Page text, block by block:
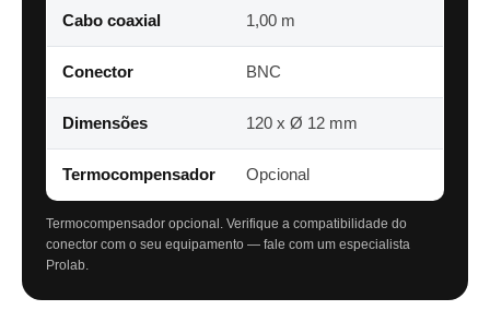
Cabo coaxial 1,00 m
Conector BNC
Dimensões 120 x Ø 12 mm
Termocompensador Opcional
Termocompensador opcional. Verifique a compatibilidade do
conector com o seu equipamento — fale com um especialista
Prolab.